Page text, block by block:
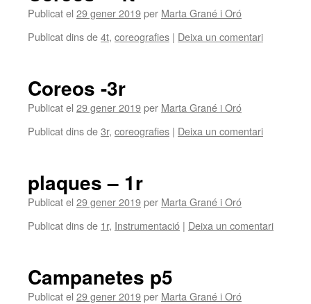
Publicat el 29 gener 2019per Marta Grané i Oró
Publicat dins de4t, coreografies | Deixa un comentari
Coreos -3r
Publicat el 29 gener 2019per Marta Grané i Oró
Publicat dins de3r, coreografies | Deixa un comentari
plaques – 1r
Publicat el 29 gener 2019per Marta Grané i Oró
Publicat dins de 1r, Instrumentació | Deixa un comentari
Campanetes p5
Publicat el 29 gener 2019per Marta Grané i Oró